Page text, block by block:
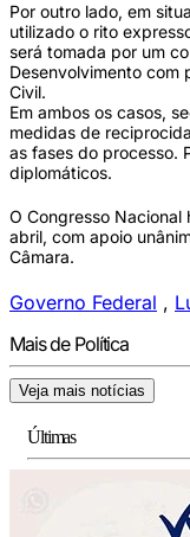
Por outro lado, em
utilizado o rito
será tomada por um
Desenvolvimento com
Civil.
Em ambos os casos,
medidas de
as fases do processo.
diplomáticos.
O Congresso
abril, com apoio
Câmara.
Governo Federal ,
Mais de Política
Veja mais notícias
Últimas